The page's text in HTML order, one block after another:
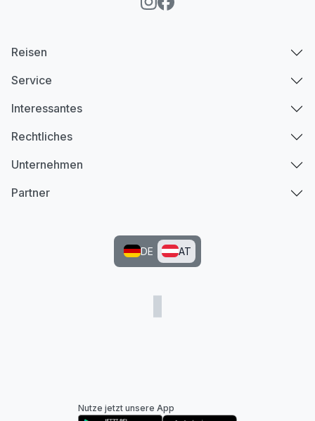
Reisen
Service
Interessantes
Rechtliches
Unternehmen
Partner
DE AT
Nutze jetzt unsere App